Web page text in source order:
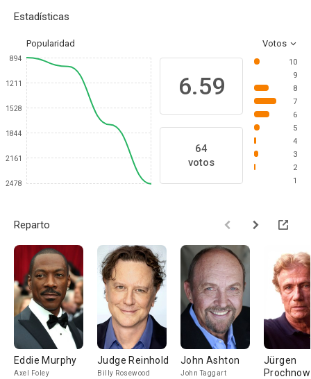
Estadísticas
Popularidad Votos
894
1211
1528
1844
2161
2478
6.59
64
votos
10
9
8
7
6
5
4
3
2
1
Reparto
Eddie Murphy
Axel Foley
Judge Reinhold
Billy Rosewood
John Ashton
John Taggart
Jürgen
Prochnow